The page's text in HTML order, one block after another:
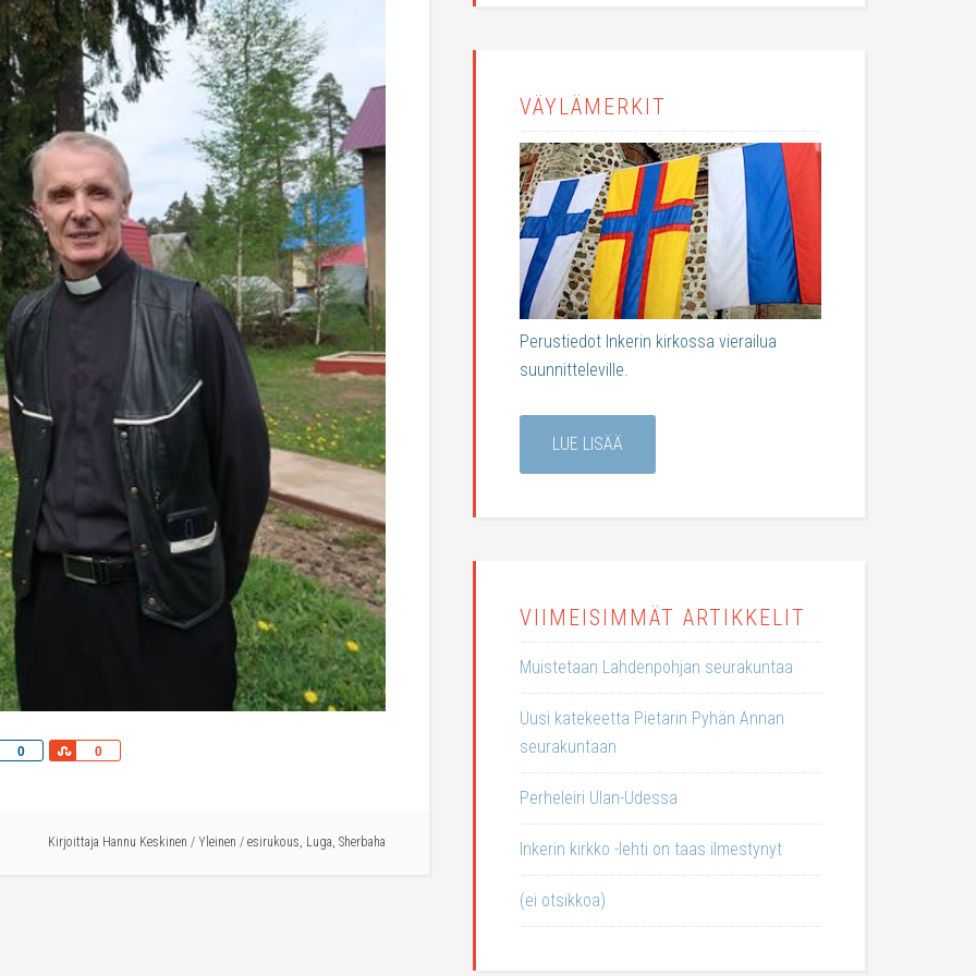
0 0
Share
Kirjoittaja Hannu Keskinen / Yleinen / esirukous, Luga, Sherbaha
VÄYLÄMERKIT
Perustiedot Inkerin kirkossa vierailua
suunnitteleville.
LUE LISÄÄ
VIIMEISIMMÄT ARTIKKELIT
Muistetaan Lahdenpohjan seurakuntaa
Uusi katekeetta Pietarin Pyhän Annan
seurakuntaan
Perheleiri Ulan-Udessa
Inkerin kirkko -lehti on taas ilmestynyt
(ei otsikkoa)